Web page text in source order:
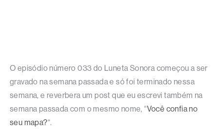
O episódio número 033 do Luneta Sonora começou a ser
gravado na semana passada e só foi terminado nessa
semana, e reverbera um post que eu escrevi também na
semana passada com o mesmo nome, “Você confia no
seu mapa?“.